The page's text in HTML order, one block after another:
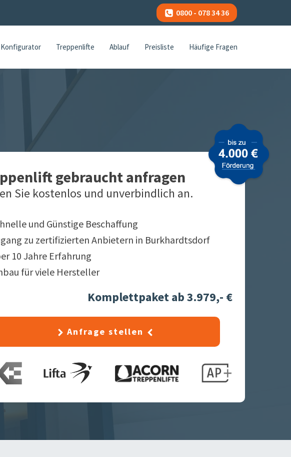
0800 - 078 34 36
Konfigurator Treppenlifte Ablauf Preisliste Häufige Fragen
gebraucht anfragen
Sie kostenlos und unverbindlich an.
und Günstige Beschaffung
zu zertifizierten Anbietern in Burkhardtsdorf
10 Jahre Erfahrung
für viele Hersteller
Komplettpaket ab 3.979,- €
Anfrage stellen